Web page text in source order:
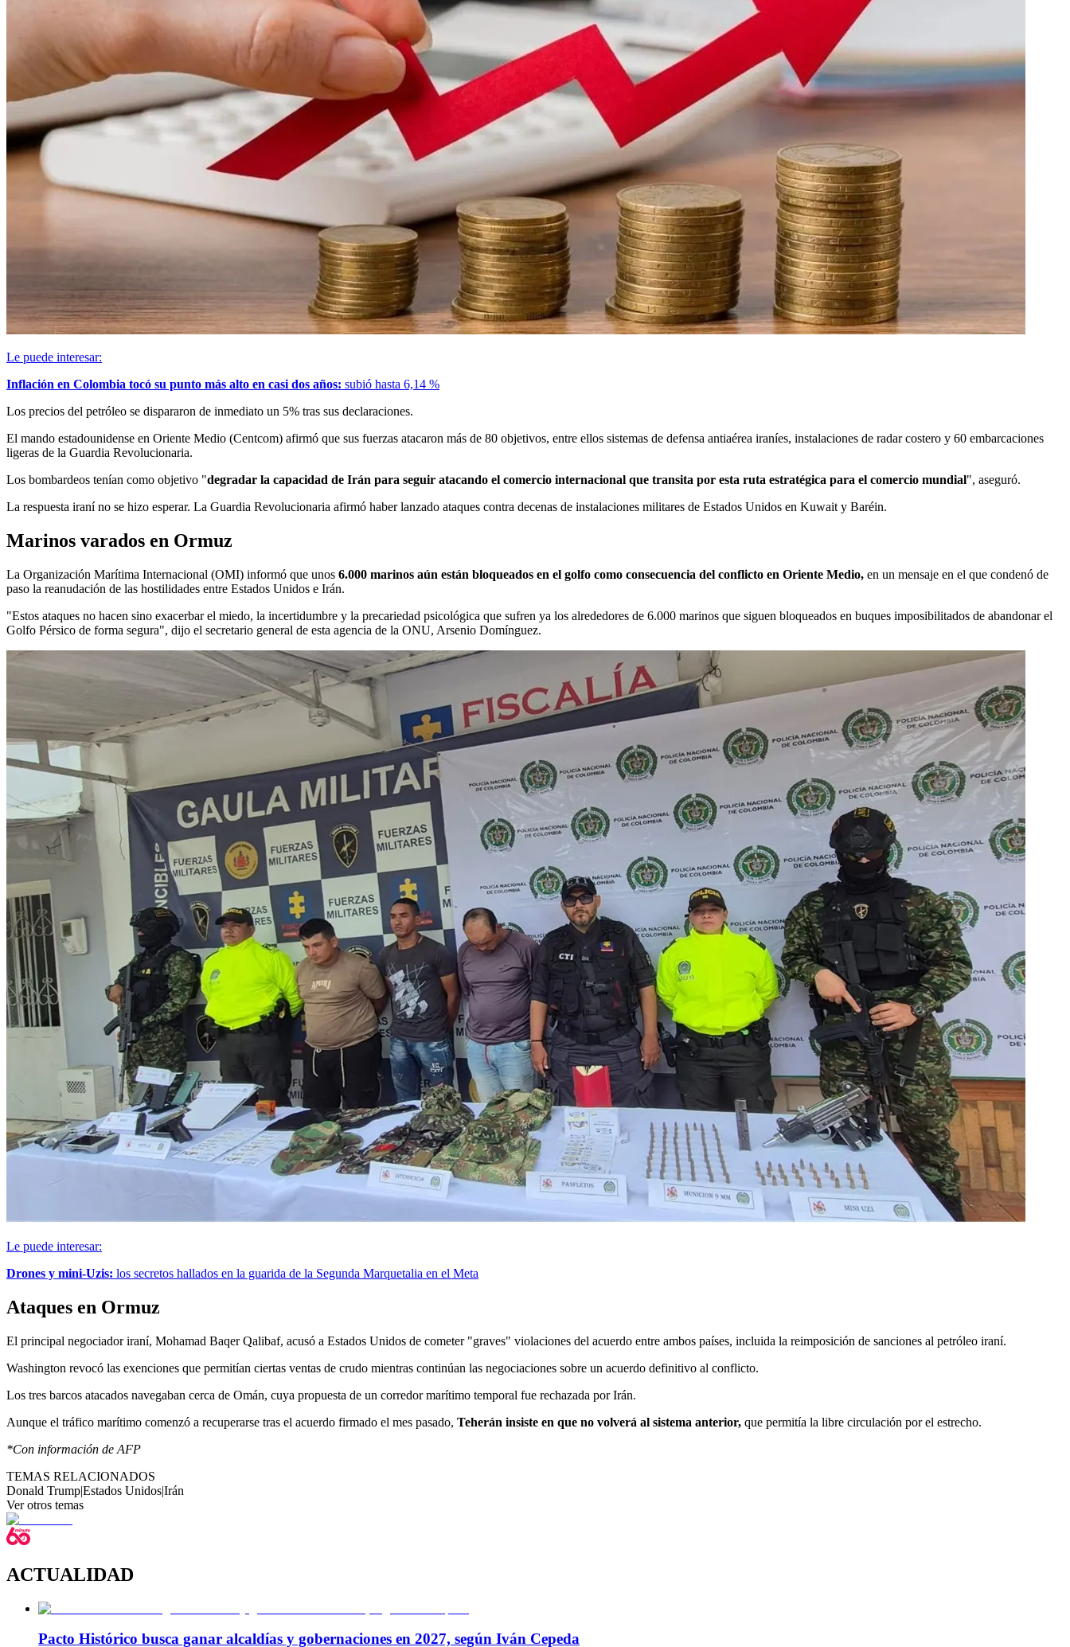
Le puede interesar:
Inflación en Colombia tocó su punto más alto en casi dos años: subió hasta 6,14 %
Los precios del petróleo se dispararon de inmediato un 5% tras sus declaraciones.
El mando estadounidense en Oriente Medio (Centcom) afirmó que sus fuerzas atacaron más de 80 objetivos, entre ellos sistemas de defensa antiaérea iraníes, instalaciones de radar costero y 60 embarcaciones
ligeras de la Guardia Revolucionaria.
Los bombardeos tenían como objetivo "degradar la capacidad de Irán para seguir atacando el comercio internacional que transita por esta ruta estratégica para el comercio mundial", aseguró.
La respuesta iraní no se hizo esperar. La Guardia Revolucionaria afirmó haber lanzado ataques contra decenas de instalaciones militares de Estados Unidos en Kuwait y Baréin.
Marinos varados en Ormuz
La Organización Marítima Internacional (OMI) informó que unos 6.000 marinos aún están bloqueados en el golfo como consecuencia del conflicto en Oriente Medio, en un mensaje en el que condenó de
paso la reanudación de las hostilidades entre Estados Unidos e Irán.
"Estos ataques no hacen sino exacerbar el miedo, la incertidumbre y la precariedad psicológica que sufren ya los alrededores de 6.000 marinos que siguen bloqueados en buques imposibilitados de abandonar el
Golfo Pérsico de forma segura", dijo el secretario general de esta agencia de la ONU, Arsenio Domínguez.
Le puede interesar:
Drones y mini-Uzis: los secretos hallados en la guarida de la Segunda Marquetalia en el Meta
Ataques en Ormuz
El principal negociador iraní, Mohamad Baqer Qalibaf, acusó a Estados Unidos de cometer "graves" violaciones del acuerdo entre ambos países, incluida la reimposición de sanciones al petróleo iraní.
Washington revocó las exenciones que permitían ciertas ventas de crudo mientras continúan las negociaciones sobre un acuerdo definitivo al conflicto.
Los tres barcos atacados navegaban cerca de Omán, cuya propuesta de un corredor marítimo temporal fue rechazada por Irán.
Aunque el tráfico marítimo comenzó a recuperarse tras el acuerdo firmado el mes pasado, Teherán insiste en que no volverá al sistema anterior, que permitía la libre circulación por el estrecho.
*Con información de AFP
TEMAS RELACIONADOS
Donald Trump|Estados Unidos|Irán
Ver otros temas
ACTUALIDAD
Pacto Histórico busca ganar alcaldías y gobernaciones en 2027, según Iván Cepeda